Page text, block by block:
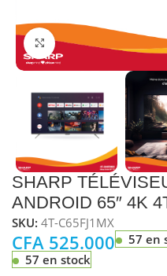
Cliquez pour
SHARP
ANDROID 65″ 4K
SKU:4T-C65FJ1MX
CFA 525.000
57 en
57 en stock